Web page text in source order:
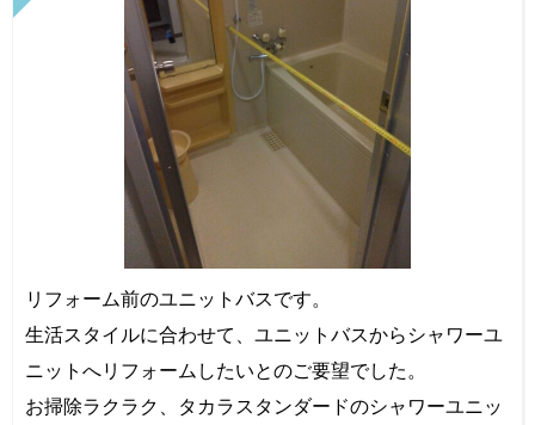
リフォーム前のユニットバスです。
生活スタイルに合わせて、ユニットバスからシャワーユ
ニットへリフォームしたいとのご要望でした。
お掃除ラクラク、タカラスタンダードのシャワーユニッ